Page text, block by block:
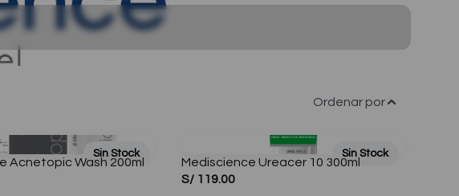
Ordenar por
Sin Stock
Acnetopic Wash 200ml
Sin Stock
Mediscience Ureacer 10 300ml
S/ 119.00